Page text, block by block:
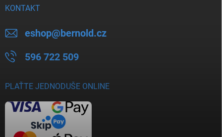
KONTAKT
eshop@bernold.cz
596 722 509
PLAŤTE JEDNODUŠE ONLINE